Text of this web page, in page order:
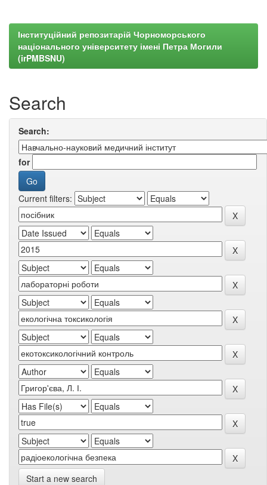
Інституційний репозитарій Чорноморського
національного університету імені Петра Могили
(irPMBSNU)
Search
Search:
for
Current filters:
Start a new search